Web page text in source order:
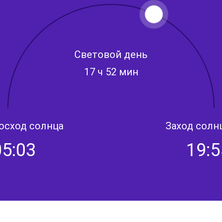
Световой день
17 ч 52 мин
солнца Заход